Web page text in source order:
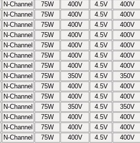
N-Channel 75W 400V 4.5V
400V
N-Channel 75W 400V 4.5V
400V
N-Channel 75W 400V 4.5V
400V
N-Channel 75W 400V 4.5V
400V
N-Channel 75W 400V 4.5V
400V
N-Channel 75W 400V 4.5V
400V
N-Channel 75W 400V 4.5V
400V
N-Channel 75W 350V 4.5V
350V
N-Channel 75W 400V 4.5V
400V
N-Channel 75W 400V 4.5V
400V
N-Channel 75W 350V 4.5V
350V
N-Channel 75W 400V 4.5V
400V
N-Channel 75W 400V 4.5V
400V
N-Channel 75W 400V 4.5V
400V